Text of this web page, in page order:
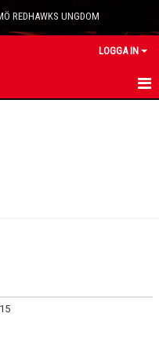
REDHAWKS UNGDOM
LOGGA IN